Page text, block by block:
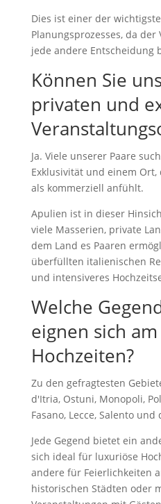
Dies ist einer der
Planungsprozesses, da
jede andere Entscheidung
Können Sie
privaten und
Ja. Viele unserer Paare
Exklusivität und einem
als kommerziell anfühlt.
Apulien ist in dieser
viele Masserien, private
dem Land es Paaren
überfüllten italienischen
und intensiveres
Welche
eignen sich
Hochzeiten?
Zu den gefragtesten
d'Itria, Ostuni, Monopoli,
Fasano, Lecce, Salento
Jede Gegend bietet ein
sich ideal für luxuriöse
andere für Feierlichkeiten
historischen Städten oder